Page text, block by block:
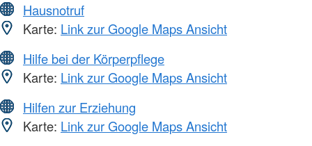
Hausnotruf
Karte: Link zur Google Maps Ansicht
Hilfe bei der Körperpflege
Karte: Link zur Google Maps Ansicht
Hilfen zur Erziehung
Karte: Link zur Google Maps Ansicht